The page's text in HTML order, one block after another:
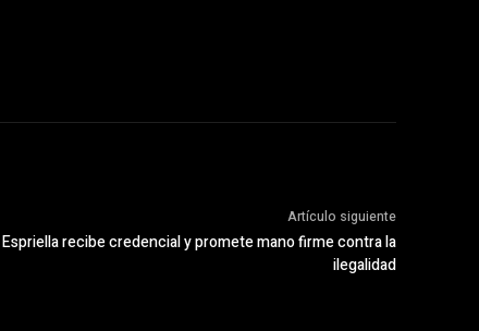
Artículo siguiente
recibe credencial y promete mano firme contra la
ilegalidad